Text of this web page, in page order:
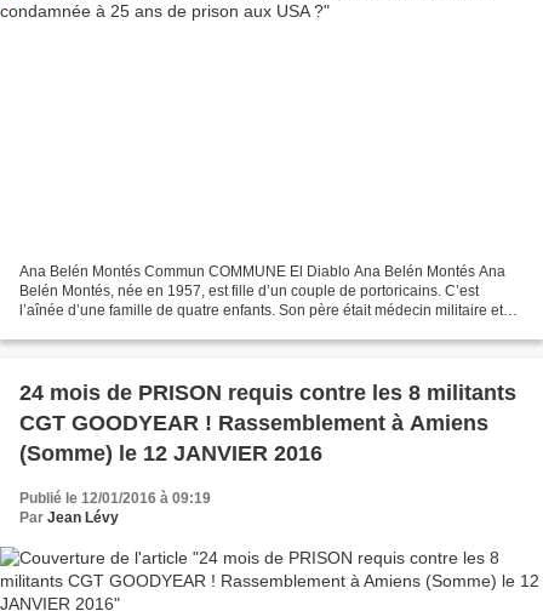
Ana Belén Montés Commun COMMUNE El Diablo Ana Belén Montés Ana
Belén Montés, née en 1957, est fille d’un couple de portoricains. C’est
l’aînée d’une famille de quatre enfants. Son père était médecin militaire et
24 mois de PRISON requis contre les 8 militants
CGT GOODYEAR ! Rassemblement à Amiens
(Somme) le 12 JANVIER 2016
Publié le 12/01/2016 à 09:19
Par Jean Lévy